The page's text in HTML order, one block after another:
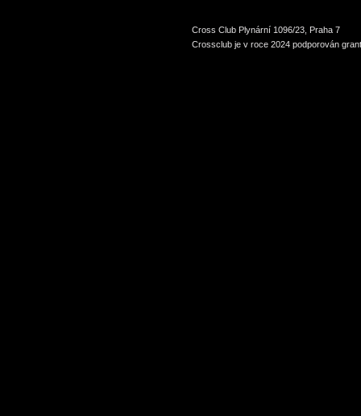
Cross Club Plynární 1096/23, Praha 7
Crossclub je v roce 2024 podporován